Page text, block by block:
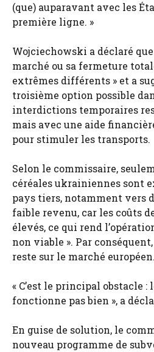
(que) auparavant avec les
première ligne. »
Wojciechowski a déclaré
marché ou sa fermeture
extrêmes différents » et a
troisième option possible
interdictions temporaires
mais avec une aide
pour stimuler les transports.
Selon le commissaire,
céréales ukrainiennes sont
pays tiers, notamment vers
faible revenu, car les coûts
élevés, ce qui rend
non viable ». Par
reste sur le marché européen.
« C’est le principal obstacle
fonctionne pas bien », a
En guise de solution, le
nouveau programme de